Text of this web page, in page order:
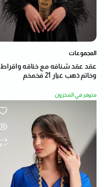
المجموعات
عقد عقد شنافه مع خناقه واقراط
وخاتم ذهب عيار 21 فخمخم
متوفر في المخزون